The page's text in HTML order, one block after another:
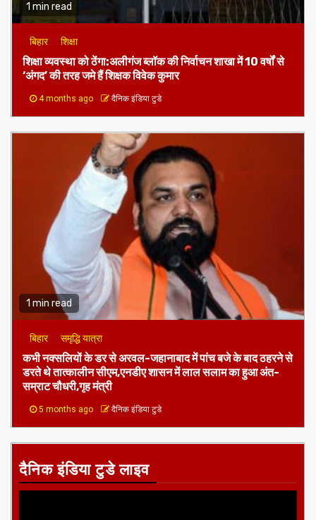
1 min read
बिहार शिक्षा
शिक्षा व्यवस्था को ठेंगा:अलीगंज ब्लॉक की निर्वाचन शाखा में 10 वर्षों से
‘अंगद’ की तरह जमे हैं शिक्षक विवेक कुमार
4 months ago दैनिक इंडिया टुडे
1 min read
बिहार समृद्धि यात्रा
कभी नक्सलियों के डर से अरवल-जहानाबाद में पांच बजे के बाद ठहरने से
डरते थे तात्कालीन सीएम,एनडीए शासन में लाल सलाम का हुआ अंत-
सम्राट चौधरी,गृह मंत्री
5 months ago दैनिक इंडिया टुडे
दैनिक इंडिया टुडे लाइव